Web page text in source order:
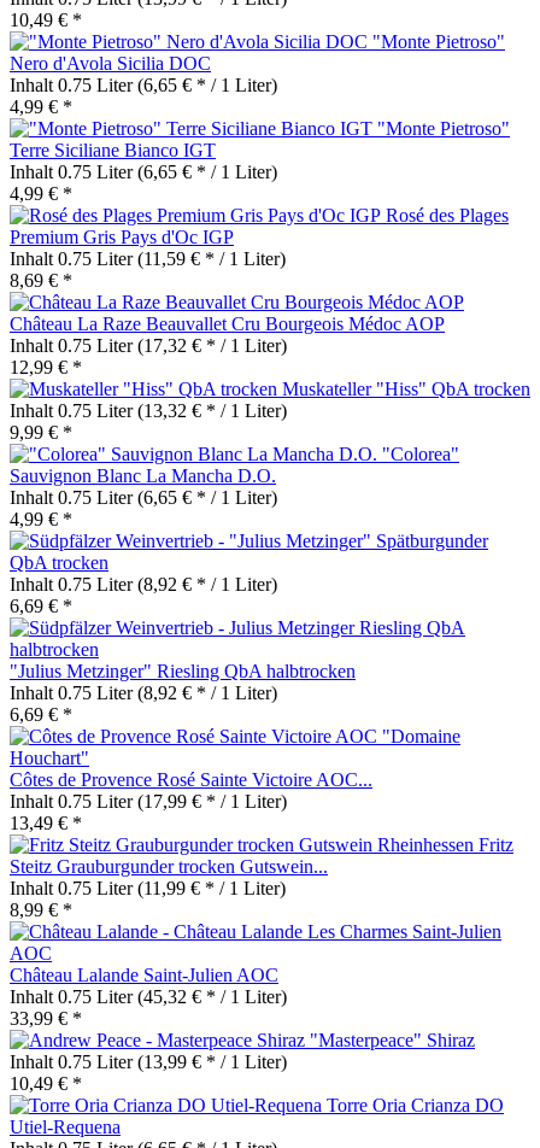
10,49 € *
"Monte Pietroso"
Nero d'Avola Sicilia DOC
Inhalt 0.75 Liter(6,65 € * / 1 Liter)
4,99 € *
"Monte Pietroso"
Terre Siciliane Bianco IGT
Inhalt 0.75 Liter(6,65 € * / 1 Liter)
4,99 € *
Rosé des Plages
Premium Gris Pays d'Oc IGP
Inhalt 0.75 Liter(11,59 € * / 1 Liter)
8,69 € *
Château La Raze Beauvallet Cru Bourgeois Médoc AOP
Inhalt 0.75 Liter(17,32 € * / 1 Liter)
12,99 € *
Muskateller "Hiss" QbA trocken
Inhalt 0.75 Liter(13,32 € * / 1 Liter)
9,99 € *
"Colorea"
Sauvignon Blanc La Mancha D.O.
Inhalt 0.75 Liter(6,65 € * / 1 Liter)
4,99 € *
"Julius Metzinger" Spätburgunder
QbA trocken
Inhalt 0.75 Liter(8,92 € * / 1 Liter)
6,69 € *
"Julius Metzinger" Riesling QbA halbtrocken
Inhalt 0.75 Liter(8,92 € * / 1 Liter)
6,69 € *
Côtes de Provence Rosé Sainte Victoire AOC...
Inhalt 0.75 Liter(17,99 € * / 1 Liter)
13,49 € *
Fritz
Steitz Grauburgunder trocken Gutswein...
Inhalt 0.75 Liter(11,99 € * / 1 Liter)
8,99 € *
Château Lalande Saint-Julien AOC
Inhalt 0.75 Liter(45,32 € * / 1 Liter)
33,99 € *
"Masterpeace" Shiraz
Inhalt 0.75 Liter(13,99 € * / 1 Liter)
10,49 € *
Torre Oria Crianza DO
Utiel-Requena